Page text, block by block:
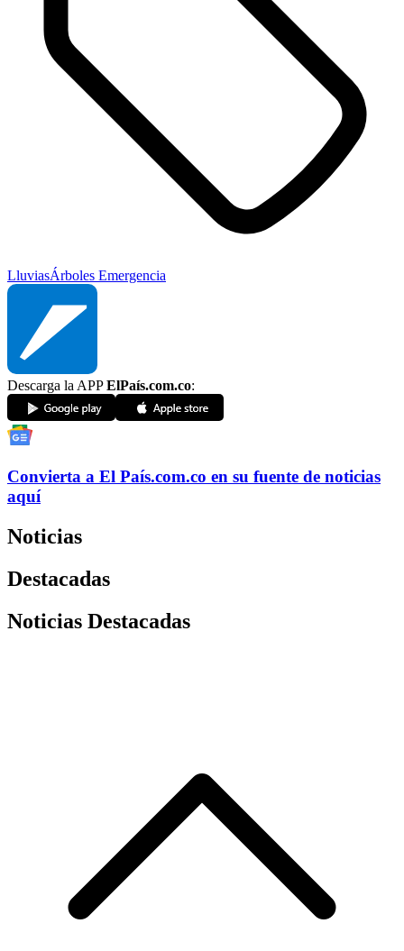
LluviasÁrboles Emergencia
Descarga la APPElPaís.com.co:
Convierta a El País.com.co en su fuente de noticias
aquí
Noticias
Destacadas
Noticias Destacadas